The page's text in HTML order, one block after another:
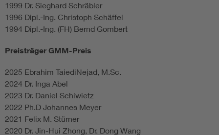
1999 Dr. Sieghard Schräbler
1996 Dipl.-Ing. Christoph Schäffel
1994 Dipl.-Ing. (FH) Bernd Gombert
Preisträger GMM-Preis
2025 Ebrahim TaiediNejad, M.Sc.
2024 Dr. Inga Abel
2023 Dr. Daniel Schiwietz
2022 Ph.D Johannes Meyer
2021 Felix M. Stürner
2020 Dr. Jin-Hui Zhong, Dr. Dong Wang